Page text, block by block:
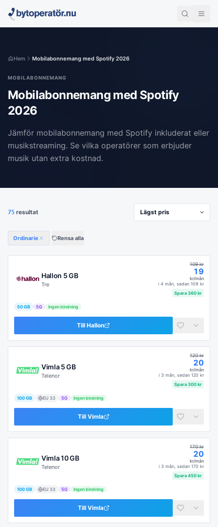
Hem Mobilabonnemang med Spotify 2026
MOBILABONNEMANG
Mobilabonnemang med Spotify
2026
Jämför mobilabonnemang med Spotify inkluderat eller
musikstreaming. Se vilka operatörer som erbjuder
musik utan extra kostnad.
75 resultat
Ordinarie Rensa alla
Hallon 5 GB
Tre
109kr
19
kr/mån
i 4 mån , sedan 109 kr
Spara360kr
50 GB 5G Ingen bindning
Till Hallon
Vimla 5 GB
Telenor
120kr
20
kr/mån
i 3 mån , sedan 120 kr
Spara300kr
100 GB EU 33 5G Ingen bindning
Till Vimla
Vimla 10 GB
Telenor
170kr
20
kr/mån
i 3 mån , sedan 170 kr
Spara450kr
100 GB EU 33 5G Ingen bindning
Till Vimla